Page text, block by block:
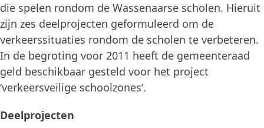
die spelen rondom de Wassenaarse scholen. Hieruit
zijn zes deelprojecten geformuleerd om de
verkeerssituaties rondom de scholen te verbeteren.
In de begroting voor 2011 heeft de gemeenteraad
geld beschikbaar gesteld voor het project
‘verkeersveilige schoolzones’.
Deelprojecten